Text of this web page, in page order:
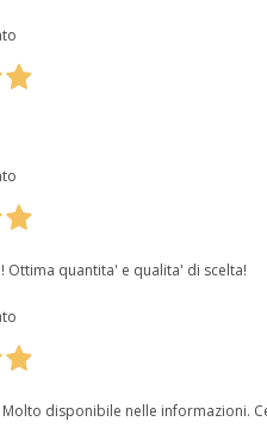
Ottima quantita' e qualita' di scelta!
disponibile nelle informazioni.